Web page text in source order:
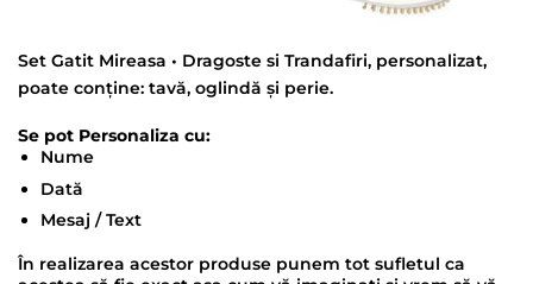
Set Gatit Mireasa • Dragoste si Trandafiri, personalizat,
poate conține: tavă, oglindă și perie.
Se pot Personaliza cu:
Nume
Dată
Mesaj / Text
În realizarea acestor produse punem tot sufletul ca